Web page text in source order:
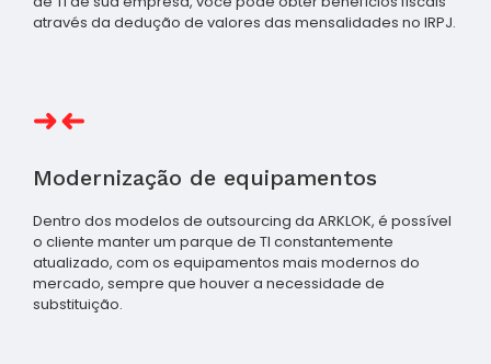
através da dedução de valores das mensalidades no IRPJ.
Modernização de equipamentos
Dentro dos modelos de outsourcing da ARKLOK, é possível
o cliente manter um parque de TI constantemente
atualizado, com os equipamentos mais modernos do
mercado, sempre que houver a necessidade de
substituição.